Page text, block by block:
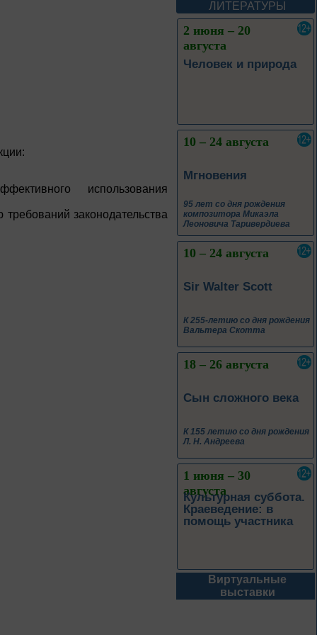
использования
законодательства
ЛИТЕРАТУРЫ
2 июня – 20
августа
Человек и природа
10 – 24 августа
Мгновения
95 лет со дня рождения
композитора Микаэла
Леоновича Таривердиева
10 – 24 августа
Sir Walter Scott
К 255-летию со дня рождения
Вальтера Скотта
18 – 26 августа
Сын сложного века
К 155 летию со дня рождения
Л. Н. Андреева
1 июня – 30
августа
Культурная суббота.
Краеведение: в
помощь участника
1 июня – 31
августа
Виртуальные
выставки